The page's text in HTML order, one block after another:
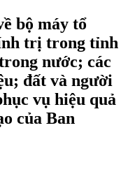
bộ máy tổ
trị trong tỉnh
nước; các
đất và người
vụ hiệu quả
của Ban